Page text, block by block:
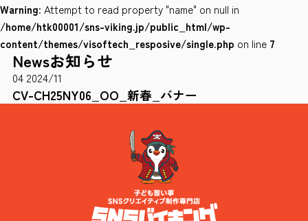
0120-78-8169
［受付時間］ 9：00～18：00 ※土・日・祝祭日・年末年始は除く
お問い合わせはこちら
Warning: Attempt to read property "name" on null in
/home/htk00001/sns-viking.jp/public_html/wp-
content/themes/visoftech_resposive/single.php on line 7
Newsお知らせ
04 2024/11
CV-CH25NY06_OO_新春_バナー